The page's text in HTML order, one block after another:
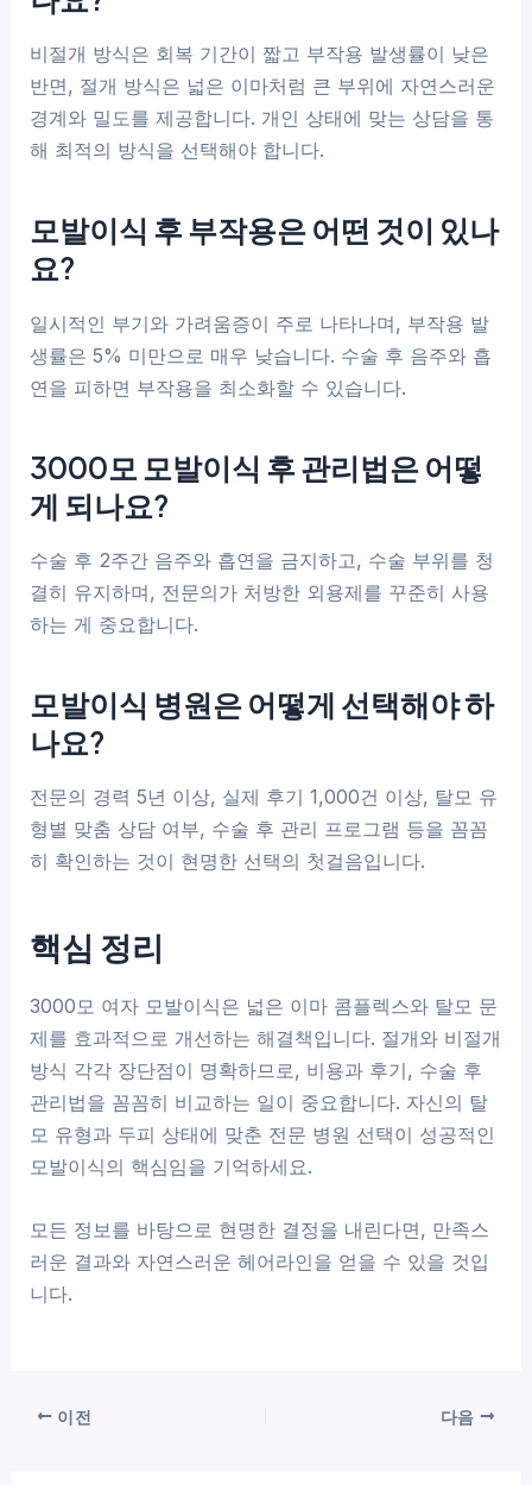
비절개 방식은 회복 기간이 짧고 부작용 발생률이 낮은
반면, 절개 방식은 넓은 이마처럼 큰 부위에 자연스러운
경계와 밀도를 제공합니다. 개인 상태에 맞는 상담을 통
해 최적의 방식을 선택해야 합니다.
모발이식 후 부작용은 어떤 것이 있나
요?
일시적인 부기와 가려움증이 주로 나타나며, 부작용 발
생률은 5% 미만으로 매우 낮습니다. 수술 후 음주와 흡
연을 피하면 부작용을 최소화할 수 있습니다.
3000모 모발이식 후 관리법은 어떻
게 되나요?
수술 후 2주간 음주와 흡연을 금지하고, 수술 부위를 청
결히 유지하며, 전문의가 처방한 외용제를 꾸준히 사용
하는 게 중요합니다.
모발이식 병원은 어떻게 선택해야 하
나요?
전문의 경력 5년 이상, 실제 후기 1,000건 이상, 탈모 유
형별 맞춤 상담 여부, 수술 후 관리 프로그램 등을 꼼꼼
히 확인하는 것이 현명한 선택의 첫걸음입니다.
핵심 정리
3000모 여자 모발이식은 넓은 이마 콤플렉스와 탈모 문
제를 효과적으로 개선하는 해결책입니다. 절개와 비절개
방식 각각 장단점이 명확하므로, 비용과 후기, 수술 후
관리법을 꼼꼼히 비교하는 일이 중요합니다. 자신의 탈
모 유형과 두피 상태에 맞춘 전문 병원 선택이 성공적인
모발이식의 핵심임을 기억하세요.
모든 정보를 바탕으로 현명한 결정을 내린다면, 만족스
러운 결과와 자연스러운 헤어라인을 얻을 수 있을 것입
니다.
이전 다음